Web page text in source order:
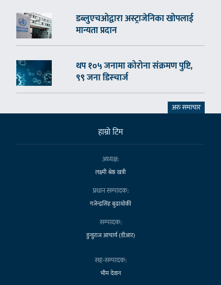
डब्लुएचओद्वारा अस्ट्राजेनिका खोपलाई
मान्यता प्रदान
थप १०५ जनामा कोरोना संक्रमण पुष्टि,
९९ जना डिस्चार्ज
अरु समाचार
हाम्राे टिम
अध्यक्ष:
लक्ष्मी श्रेष्ठ खत्री
प्रधान सम्पादक:
गजेन्द्रसिंह बुढाथोकी
सम्पादक:
डुन्डुराज आचार्य (डीआर)
सह-सम्पादक:
भीम देवान